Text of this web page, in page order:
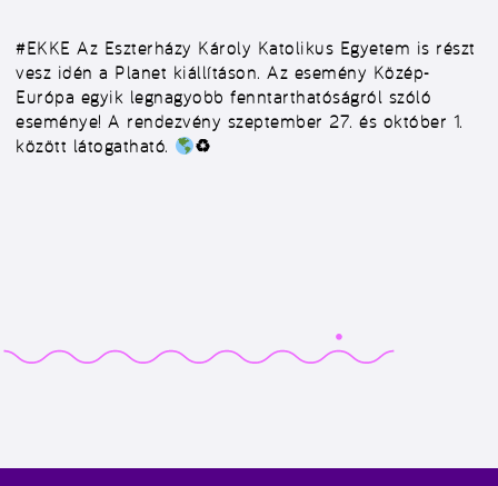
#EKKE Az Eszterházy Károly Katolikus Egyetem is részt
vesz idén a Planet kiállításon. Az esemény Közép-
Európa egyik legnagyobb fenntarthatóságról szóló
eseménye! A rendezvény szeptember 27. és október 1.
között látogatható.
♻